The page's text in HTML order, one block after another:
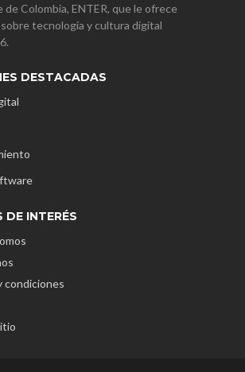
Colombia, ENTER, que le ofrece
tecnología y cultura digital
DESTACADAS
DE INTERÉS
condiciones